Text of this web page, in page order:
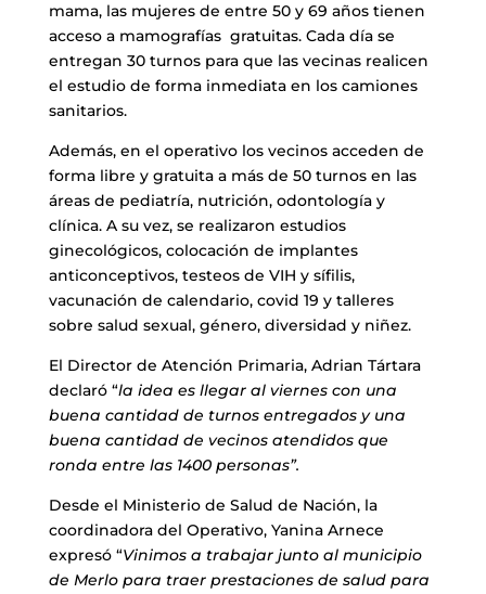
mama, las mujeres de entre 50 y 69 años tienen
acceso a mamografías gratuitas. Cada día se
entregan 30 turnos para que las vecinas realicen
el estudio de forma inmediata en los camiones
sanitarios.
Además, en el operativo los vecinos acceden de
forma libre y gratuita a más de 50 turnos en las
áreas de pediatría, nutrición, odontología y
clínica. A su vez, se realizaron estudios
ginecológicos, colocación de implantes
anticonceptivos, testeos de VIH y sífilis,
vacunación de calendario, covid 19 y talleres
sobre salud sexual, género, diversidad y niñez.
El Director de Atención Primaria, Adrian Tártara
declaró “la idea es llegar al viernes con una
buena cantidad de turnos entregados y una
buena cantidad de vecinos atendidos que
ronda entre las 1400 personas”.
Desde el Ministerio de Salud de Nación, la
coordinadora del Operativo, Yanina Arnece
expresó “Vinimos a trabajar junto al municipio
de Merlo para traer prestaciones de salud para